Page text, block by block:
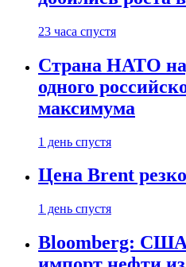
23 часа спустя
Страна НАТО
одного
максимума
1 день спустя
Цена Brent
1 день спустя
Bloomberg: США